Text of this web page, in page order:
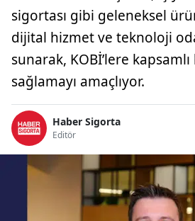
sigortası gibi geleneksel
dijital hizmet ve teknoloji
sunarak, KOBİ’lere
sağlamayı amaçlıyor.
Haber Sigorta
Editör